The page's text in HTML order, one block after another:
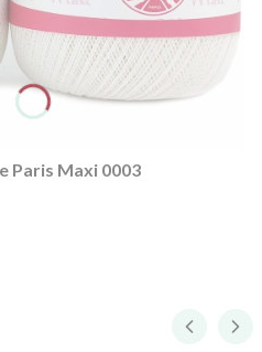
Paris Maxi 0003